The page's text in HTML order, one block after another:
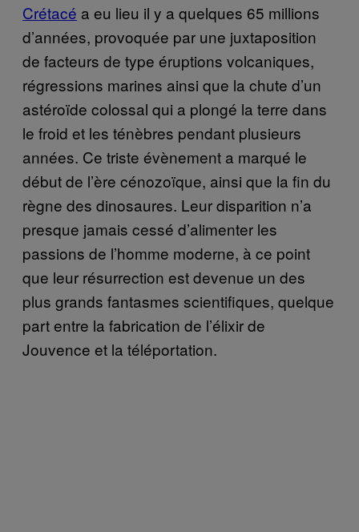
Crétacé a eu lieu il y a quelques 65 millions
d’années, provoquée par une juxtaposition
de facteurs de type éruptions volcaniques,
régressions marines ainsi que la chute d’un
astéroïde colossal qui a plongé la terre dans
le froid et les ténèbres pendant plusieurs
années. Ce triste évènement a marqué le
début de l’ère cénozoïque, ainsi que la fin du
règne des dinosaures. Leur disparition n’a
presque jamais cessé d’alimenter les
passions de l’homme moderne, à ce point
que leur résurrection est devenue un des
plus grands fantasmes scientifiques, quelque
part entre la fabrication de l’élixir de
Jouvence et la téléportation.